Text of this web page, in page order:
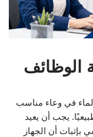
الوظائف
في وعاء مناسب
يجب أن يعيد
بإثبات أن الجهاز